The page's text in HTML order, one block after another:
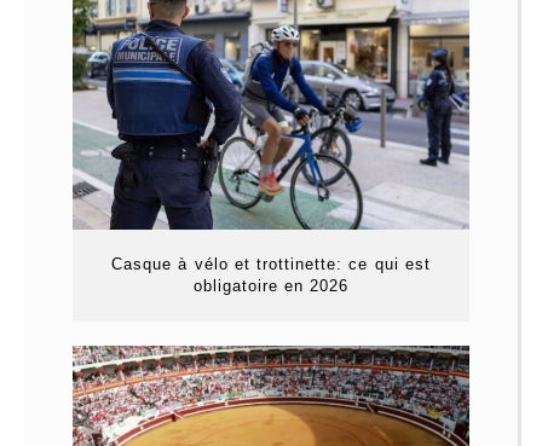
Casque à vélo et trottinette: ce qui est
obligatoire en 2026